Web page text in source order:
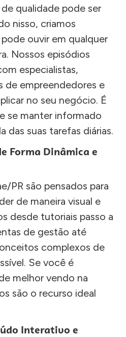
qualidade pode ser
nisso, criamos
ouvir em qualquer
Nossos episódios
especialistas,
de empreendedores e
no seu negócio. É
se manter informado
das suas tarefas diárias.
Forma Dinâmica e
PR são pensados para
de maneira visual e
desde tutoriais passo a
de gestão até
complexos de
Se você é
melhor vendo na
são o recurso ideal
Interativo e